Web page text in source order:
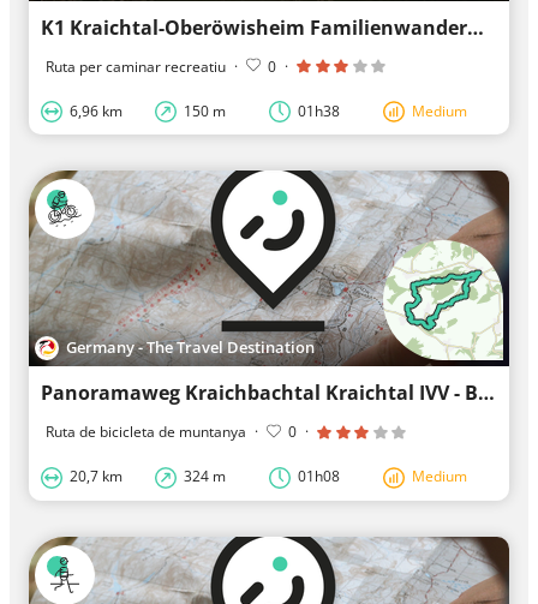
K1 Kraichtal-Oberöwisheim Familienwanderweg
Ruta per caminar recreatiu · 0 ·
6,96 km 150 m 01h38 Medium
Germany - The Travel Destination
Panoramaweg Kraichbachtal Kraichtal IVV - Besenhex (Langroute)
Ruta de bicicleta de muntanya · 0 ·
20,7 km 324 m 01h08 Medium